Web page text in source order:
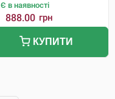
Є в наявності
888.00 грн
КУПИТИ